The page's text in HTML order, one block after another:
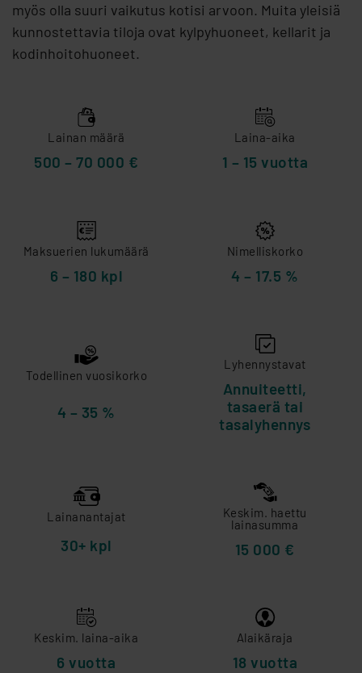
myös olla suuri vaikutus kotisi arvoon. Muita yleisiä
kunnostettavia tiloja ovat kylpyhuoneet, kellarit ja
kodinhoitohuoneet.
Lainan määrä
500 – 70 000 €
Laina-aika
1 – 15 vuotta
Maksuerien lukumäärä
6 – 180 kpl
Nimelliskorko
4 – 17.5 %
Todellinen vuosikorko
4 – 35 %
Lyhennystavat
Annuiteetti,
tasaerä tai
tasalyhennys
Lainanantajat
30+ kpl
Keskim. haettu
lainasumma
15 000 €
Keskim. laina-aika
6 vuotta
Alaikäraja
18 vuotta